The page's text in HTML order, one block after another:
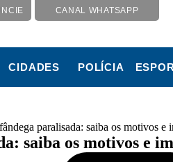
CANAL WHATSAPP
CIDADES POLÍCIA
paralisada: saiba os motivos e
saiba os motivos e